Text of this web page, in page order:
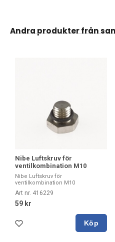
Andra produkter från
Nibe Luftskruv för
ventilkombination M10
Nibe Luftskruv för
ventilkombination M10
Art nr. 416229
59 kr
Köp